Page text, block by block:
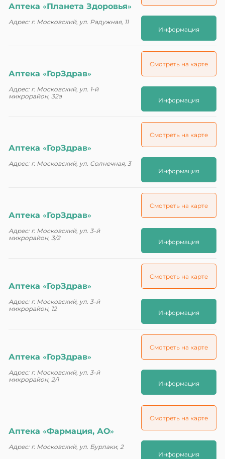
Аптека «Планета Здоровья»
Адрес: г. Московский, ул. Радужная, 11
Информация
Аптека «ГорЗдрав»
Адрес: г. Московский, ул. 1-й
микрорайон, 32а
Смотреть на карте
Информация
Аптека «ГорЗдрав»
Адрес: г. Московский, ул. Солнечная, 3
Смотреть на карте
Информация
Аптека «ГорЗдрав»
Адрес: г. Московский, ул. 3-й
микрорайон, 3/2
Смотреть на карте
Информация
Аптека «ГорЗдрав»
Адрес: г. Московский, ул. 3-й
микрорайон, 12
Смотреть на карте
Информация
Аптека «ГорЗдрав»
Адрес: г. Московский, ул. 3-й
микрорайон, 2/1
Смотреть на карте
Информация
Аптека «Фармация, АО»
Адрес: г. Московский, ул. Бурлаки, 2
Смотреть на карте
Информация